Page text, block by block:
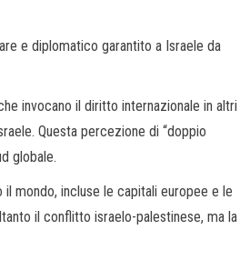
e diplomatico garantito a Israele da
invocano il diritto internazionale in altri
Questa percezione di “doppio
globale.
mondo, incluse le capitali europee e le
il conflitto israelo-palestinese, ma la